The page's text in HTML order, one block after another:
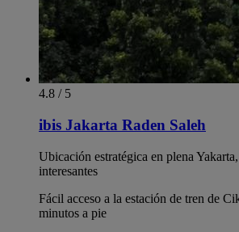
4.8 / 5
ibis Jakarta Raden Saleh
Ubicación estratégica en plena
interesantes
Fácil acceso a la estación de tren de
minutos a pie